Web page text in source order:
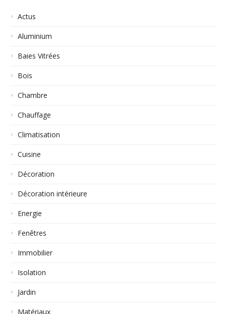
Actus
Aluminium
Baies Vitrées
Bois
Chambre
Chauffage
Climatisation
Cuisine
Décoration
Décoration intérieure
Energie
Fenêtres
Immobilier
Isolation
Jardin
Matériaux